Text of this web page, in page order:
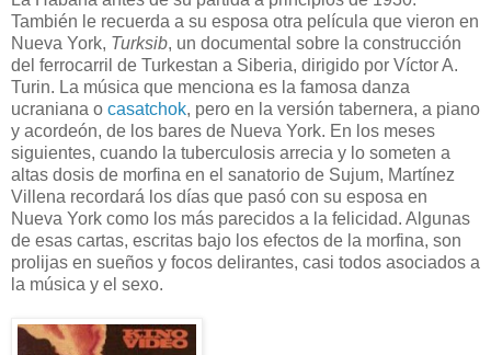
También le recuerda a su esposa otra película que vieron en
Nueva York, Turksib, un documental sobre la construcción
del ferrocarril de Turkestan a Siberia, dirigido por Víctor A.
Turin. La música que menciona es la famosa danza
ucraniana o casatchok, pero en la versión tabernera, a piano
y acordeón, de los bares de Nueva York. En los meses
siguientes, cuando la tuberculosis arrecia y lo someten a
altas dosis de morfina en el sanatorio de Sujum, Martínez
Villena recordará los días que pasó con su esposa en
Nueva York como los más parecidos a la felicidad. Algunas
de esas cartas, escritas bajo los efectos de la morfina, son
prolijas en sueños y focos delirantes, casi todos asociados a
la música y el sexo.